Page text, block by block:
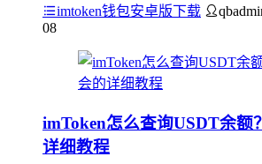
imtoken钱包安卓版下载
08
imToken怎么查询USDT余额
详细教程